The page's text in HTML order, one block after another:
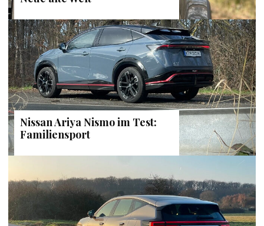
Nissan Ariya Nismo im Test:
Familiensport